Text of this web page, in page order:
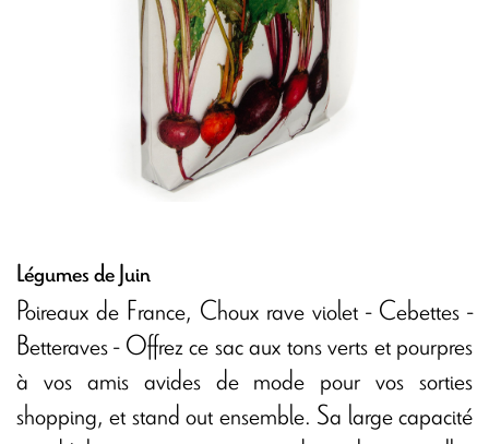
Légumes de Juin
Poireaux de France, Choux rave violet - Cebettes -
Betteraves - Offrez ce sac aux tons verts et pourpres
à vos amis avides de mode pour vos sorties
shopping, et stand out ensemble. Sa large capacité